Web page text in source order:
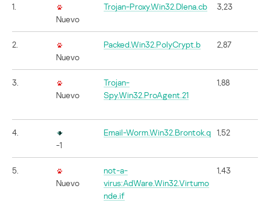
1.
Nuevo
Trojan-Proxy.Win32.Dlena.cb 3,23
2.
Nuevo
Packed.Win32.PolyCrypt.b 2,87
3.
Nuevo
Trojan-
Spy.Win32.ProAgent.21
1,88
4.
-1
Email-Worm.Win32.Brontok.q 1,52
5.
Nuevo
not-a-
virus:AdWare.Win32.Virtumo
nde.if
1,43